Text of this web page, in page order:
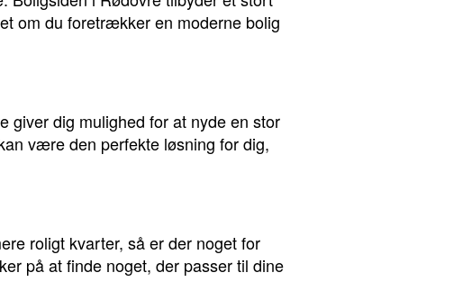
om du foretrækker en moderne bolig
giver dig mulighed for at nyde en stor
være den perfekte løsning for dig,
roligt kvarter, så er der noget for
på at finde noget, der passer til dine